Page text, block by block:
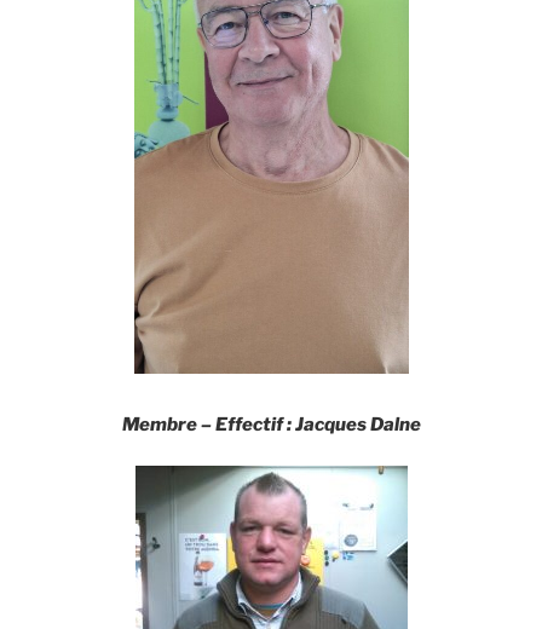
Membre –Effectif:Jacques Dalne